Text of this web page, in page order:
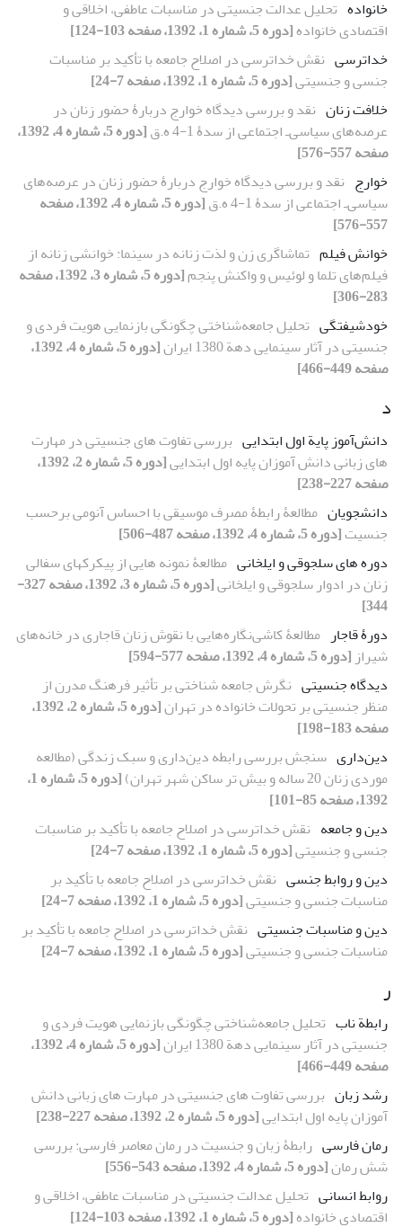
خانواده تحلیل عدالت جنسیتی در مناسبات عاطفی، اخلاقی و
اقتصادی خانواده[دوره 5، شماره 1، 1392، صفحه 103-124]
خداترسی نقش خداترسی در اصلاح جامعه با تأکید بر مناسبات
جنسی و جنسیتی[دوره 5، شماره 1، 1392، صفحه 7-24]
خلافت زنان نقد و بررسی دیدگاه خوارج دربارۀ حضور زنان در
عرصه‌های سیاسی‌ـ اجتماعی از سدۀ 1-4 ه‌.ق
[دوره 5، شماره 4، 1392،
صفحه 557-576]
خوارج نقد و بررسی دیدگاه خوارج دربارۀ حضور زنان در عرصه‌های
سیاسی‌ـ اجتماعی از سدۀ 1-4 ه‌.ق
[دوره 5، شماره 4، 1392، صفحه
557-576]
خوانش فیلم تماشاگری زن و لذت زنانه در سینما: خوانشی زنانه از
فیلم‌های تلما و لوئیس و واکنش پنجم
[دوره 5، شماره 3، 1392، صفحه
283-306]
خودشیفتگی تحلیل جامعه‌شناختی چگونگی بازنمایی هویت فردی و
جنسیتی در آثار سینمایی دهة 1380 ایران
[دوره 5، شماره 4، 1392،
صفحه 449-466]
د
دانش‌آموز پایة اول ابتدایی بررسی تفاوت های جنسیتی در مهارت
های زبانی دانش آموزان پایه اول ابتدایی
[دوره 5، شماره 2، 1392،
صفحه 227-238]
دانشجویان مطالعۀ رابطۀ مصرف موسیقی با احساس آنومی بر‌حسب
جنسیت[دوره 5، شماره 4، 1392، صفحه 487-506]
دوره‏ های سلجوقی و ایلخانی مطالعۀ نمونه‏ هایی از پیکرک‏های سفالی
زنان در ادوار سلجوقی و ایلخانی
[دوره 5، شماره 3، 1392، صفحه 327-
344]
دورۀ قاجار مطالعۀ کاشی‌نگاره‌هایی با نقوش زنان قاجاری در خانه‌های
شیراز [دوره 5، شماره 4، 1392، صفحه 577-594]
دیدگاه جنسیتی نگرش جامعه شناختی بر تأثیر فرهنگ مدرن از
منظر جنسیتی بر تحولات خانواده در تهران
[دوره 5، شماره 2، 1392،
صفحه 183-198]
دین‌داری سنجش بررسی رابطه دین‌داری و سبک زندگی (مطالعه
موردی زنان 20 ساله و بیش تر ساکن شهر تهران)
[دوره 5، شماره 1،
1392، صفحه 85-101]
دین و جامعه نقش خداترسی در اصلاح جامعه با تأکید بر مناسبات
جنسی و جنسیتی[دوره 5، شماره 1، 1392، صفحه 7-24]
دین و روابط جنسی نقش خداترسی در اصلاح جامعه با تأکید بر
مناسبات جنسی و جنسیتی[دوره 5، شماره 1، 1392، صفحه 7-24]
دین و مناسبات جنسیتی نقش خداترسی در اصلاح جامعه با تأکید بر
مناسبات جنسی و جنسیتی[دوره 5، شماره 1، 1392، صفحه 7-24]
ر
رابطة ناب تحلیل جامعه‌شناختی چگونگی بازنمایی هویت فردی و
جنسیتی در آثار سینمایی دهة 1380 ایران
[دوره 5، شماره 4، 1392،
صفحه 449-466]
رشد زبان بررسی تفاوت های جنسیتی در مهارت های زبانی دانش
آموزان پایه اول ابتدایی[دوره 5، شماره 2، 1392، صفحه 227-238]
رمان فارسی رابطۀ زبان و جنسیت در رمان معاصر فارسی: بررسی
شش رمان[دوره 5، شماره 4، 1392، صفحه 543-556]
روابط انسانی تحلیل عدالت جنسیتی در مناسبات عاطفی، اخلاقی و
اقتصادی خانواده[دوره 5، شماره 1، 1392، صفحه 103-124]